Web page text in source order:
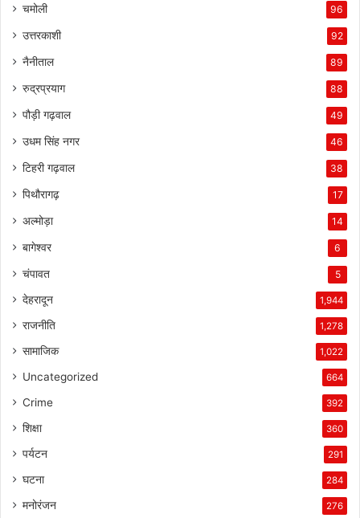
चमोली 96
उत्तरकाशी 92
नैनीताल 89
रुद्रप्रयाग 88
पौड़ी गढ़वाल 49
उधम सिंह नगर 46
टिहरी गढ़वाल 38
पिथौरागढ़ 17
अल्मोड़ा 14
बागेश्वर 6
चंपावत 5
देहरादून 1,944
राजनीति 1,278
सामाजिक 1,022
Uncategorized 664
Crime 392
शिक्षा 360
पर्यटन 291
घटना 284
मनोरंजन 276